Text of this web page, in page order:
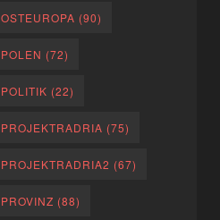
OSTEUROPA (90)
POLEN (72)
POLITIK (22)
PROJEKTRADRIA (75)
PROJEKTRADRIA2 (67)
PROVINZ (88)